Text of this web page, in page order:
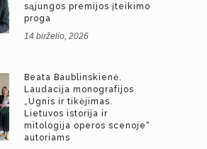
sąjungos premijos įteikimo
proga
14 birželio, 2026
Beata Baublinskienė.
Laudacija monografijos
„Ugnis ir tikėjimas.
Lietuvos istorija ir
mitologija operos scenoje“
autoriams